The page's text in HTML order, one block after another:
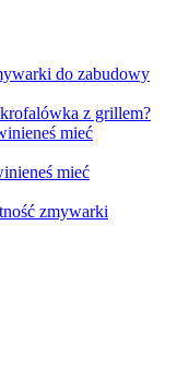
do zabudowy
z grillem?
mieć
mieć
zmywarki